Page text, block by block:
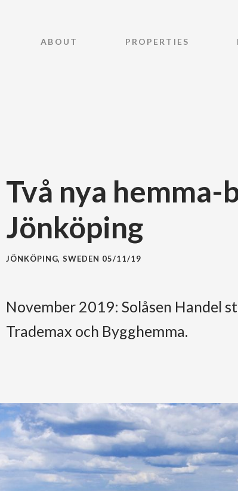
ABOUT PROPERTIES
Två nya
Jönköping
JÖNKÖPING, SWEDEN 05/11/19
November 2019: Solåsen Handel
Trademax och Bygghemma.